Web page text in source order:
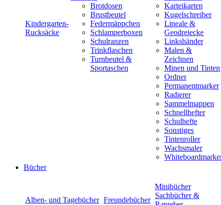
Kindergarten-
Rucksäcke
Brotdosen
Brustbeutel
Federmäppchen
Schlamperboxen
Schulranzen
Trinkflaschen
Turnbeutel &
Sportaschen
Karteikarten
Kugelschreiber
Lineale &
Geodreiecke
Linkshänder
Malen &
Zeichnen
Minen und Tinten
Ordner
Permanentmarker
Radierer
Sammelmappen
Schnellhefter
Schulhefte
Sonstiges
Tintenroller
Wachsmaler
Bücher
Alben- und Tagebücher Freundebücher
Minibücher
Sachbücher &